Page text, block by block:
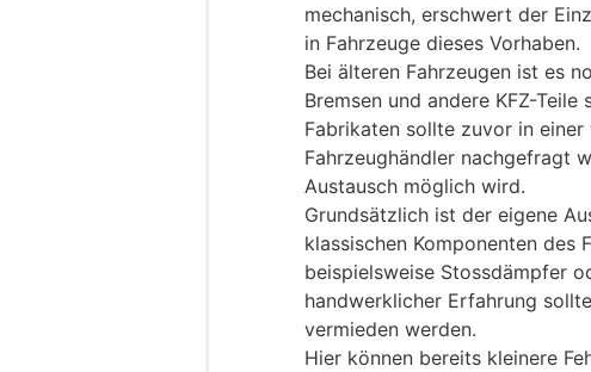
mechanisch, erschwert der
in Fahrzeuge dieses Vorhaben.
Bei älteren Fahrzeugen ist es
Bremsen und andere KFZ-
Fabrikaten sollte zuvor in
Fahrzeughändler nachgefragt
Austausch möglich wird.
Grundsätzlich ist der eigene
klassischen Komponenten des
beispielsweise Stossdämpfer
handwerklicher Erfahrung
vermieden werden.
Hier können bereits kleinere